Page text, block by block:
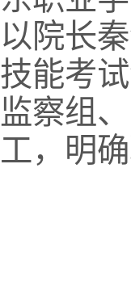
以院长
技能考
监察组
工，明确